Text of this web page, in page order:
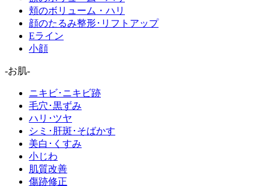
頬のボリューム・ハリ
顔のたるみ整形･リフトアップ
Eライン
小顔
-お肌-
ニキビ･ニキビ跡
毛穴･黒ずみ
ハリ･ツヤ
シミ･肝斑･そばかす
美白･くすみ
小じわ
肌質改善
傷跡修正